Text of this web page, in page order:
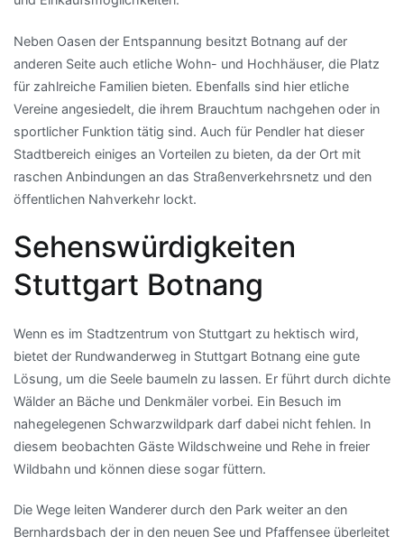
Neben Oasen der Entspannung besitzt Botnang auf der
anderen Seite auch etliche Wohn- und Hochhäuser, die Platz
für zahlreiche Familien bieten. Ebenfalls sind hier etliche
Vereine angesiedelt, die ihrem Brauchtum nachgehen oder in
sportlicher Funktion tätig sind. Auch für Pendler hat dieser
Stadtbereich einiges an Vorteilen zu bieten, da der Ort mit
raschen Anbindungen an das Straßenverkehrsnetz und den
öffentlichen Nahverkehr lockt.
Sehenswürdigkeiten
Stuttgart Botnang
Wenn es im Stadtzentrum von Stuttgart zu hektisch wird,
bietet der Rundwanderweg in Stuttgart Botnang eine gute
Lösung, um die Seele baumeln zu lassen. Er führt durch dichte
Wälder an Bäche und Denkmäler vorbei. Ein Besuch im
nahegelegenen Schwarzwildpark darf dabei nicht fehlen. In
diesem beobachten Gäste Wildschweine und Rehe in freier
Wildbahn und können diese sogar füttern.
Die Wege leiten Wanderer durch den Park weiter an den
Bernhardsbach der in den neuen See und Pfaffensee überleitet